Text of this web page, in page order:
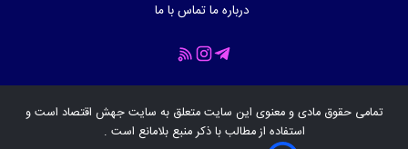
درباره ماتماس با ما
تمامی حقوق مادی و معنوی این سایت متعلق به سایتجهش اقتصاد است و
استفاده از مطالب با ذکر منبع بلامانع است .